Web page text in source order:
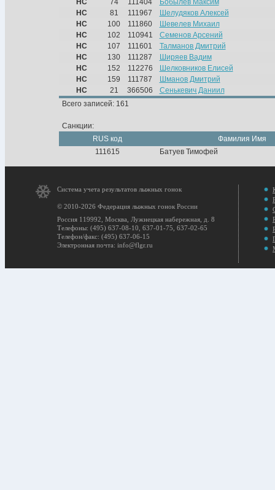
НС 74 111404
Бобылев Максим
НС
81 111967
Шелудяков Алексей
НС
100 111860
Шевелев Михаил
НС
102 110941
Семенов Арсений
НС
107 111601
Талманов Дмитрий
НС
130 111287
Ширяев Вадим
НС
152 112276
Шелковников Елисей
НС
159 111787
Шманов Дмитрий
НС
21 366506
Сенькевич Даниил
Всего записей: 161
Санкции:
RUS код
Фамилия Имя
111615
Батуев Тимофей
Система учета результатов лыжных гонок
© 2010-2026 Федерация лыжных гонок России
Россия 119992, Москва, Лужнецкая набережная, д. 8
Телефоны: (495) 637-08-10, 637-01-75, 637-02-65
Телефон/факс: (495) 637-06-15
Электронная почта: info@flgr.ru